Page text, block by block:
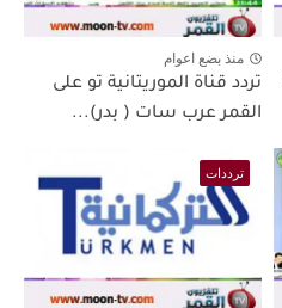
منذ بضع اعوام
تردد قناة الموريتانية تو على
القمر عرب سات ( بدر)...
ترددات